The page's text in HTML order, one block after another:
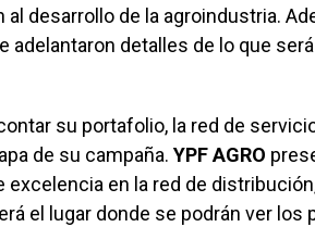
desarrollo de la agroindustria.
adelantaron detalles de lo que
su portafolio, la red de
de su campaña. YPF AGRO
en la red de
el lugar donde se podrán ver los